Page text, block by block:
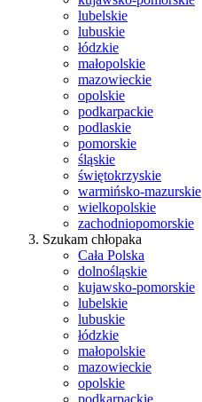
lubelskie
lubuskie
łódzkie
małopolskie
mazowieckie
opolskie
podkarpackie
podlaskie
pomorskie
śląskie
świętokrzyskie
warmińsko-mazurskie
wielkopolskie
zachodniopomorskie
Szukam chłopaka
Cała Polska
dolnośląskie
kujawsko-pomorskie
lubelskie
lubuskie
łódzkie
małopolskie
mazowieckie
opolskie
podkarpackie